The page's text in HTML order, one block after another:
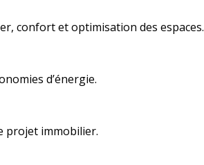
confort et optimisation des espaces.
d’énergie.
projet immobilier.